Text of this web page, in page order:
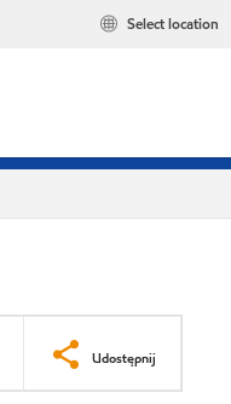
Select location
Udostępnij